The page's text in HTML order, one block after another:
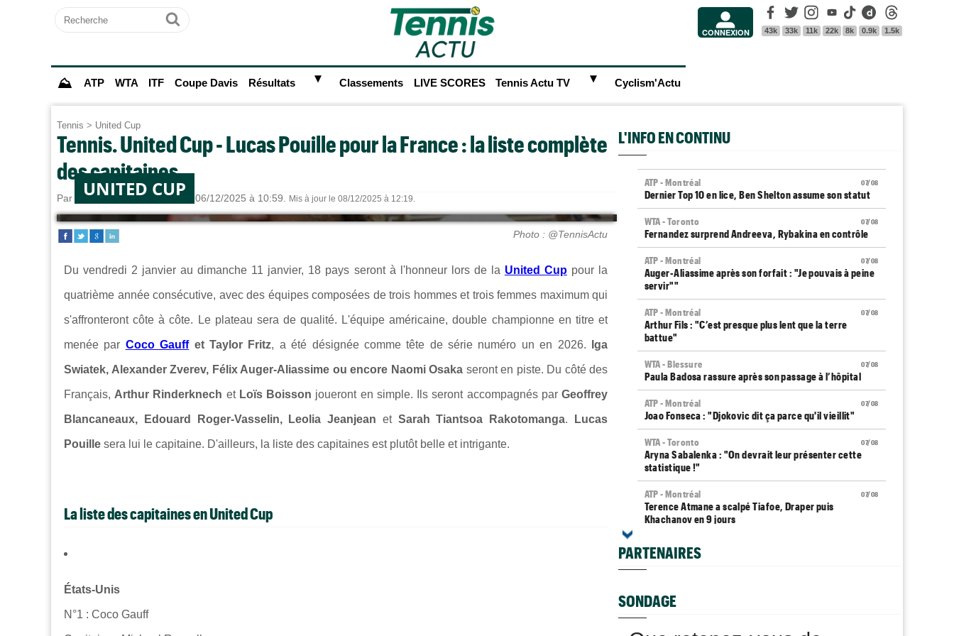
Recherche
Ok CONNEXION
Facebook
43k
Twitter
33k
Instagram
11k
Youtube
22k
Tik Tok
8k
Dailymotion
0.9k 1.5k
⛰ ATP WTA ITF Coupe Davis Résultats ► Classements LIVE SCORES Tennis Actu TV ► Cyclism'Actu
Tennis > United Cup
Tennis. United Cup - Lucas Pouille pour la France : la liste complète
des capitaines
Par Alexandre HERCHEUX le 06/12/2025 à 10:59. Mis à jour le 08/12/2025 à 12:19.
UNITED CUP
Photo : @TennisActu
Du vendredi 2 janvier au dimanche 11 janvier, 18 pays seront à l'honneur lors de la United Cuppour la
quatrième année consécutive, avec des équipes composées de trois hommes et trois femmes maximum qui
s'affronteront côte à côte. Le plateau sera de qualité. L'équipe américaine, double championne en titre et
menée par Coco Gauffet Taylor Fritz, a été désignée comme tête de série numéro un en 2026. Iga
Swiatek, Alexander Zverev, Félix Auger-Aliassime ou encore Naomi Osaka seront en piste. Du côté des
Français, Arthur Rinderknech et Loïs Boisson joueront en simple. Ils seront accompagnés parGeoffrey
Blancaneaux, Edouard Roger-Vasselin, Leolia Jeanjean et Sarah Tiantsoa Rakotomanga. Lucas
Pouille sera lui le capitaine. D'ailleurs, la liste des capitaines est plutôt belle et intrigante.
La liste des capitaines en United Cup
États-Unis
N°1 : Coco Gauff
L'INFO EN CONTINU
07/08
ATP - Montréal
Dernier Top 10 en lice, Ben Shelton assume son statut
07/08
WTA - Toronto
Fernandez surprend Andreeva, Rybakina en contrôle
07/08
ATP - Montréal
Auger-Aliassime après son forfait : "Je pouvais à peine
servir""
07/08
ATP - Montréal
Arthur Fils : "C’est presque plus lent que la terre
battue"
07/08
WTA - Blessure
Paula Badosa rassure après son passage à l’hôpital
07/08
ATP - Montréal
Joao Fonseca : "Djokovic dit ça parce qu'il vieillit"
07/08
WTA - Toronto
Aryna Sabalenka : "On devrait leur présenter cette
statistique !"
07/08
ATP - Montréal
Terence Atmane a scalpé Tiafoe, Draper puis
Khachanov en 9 jours
Plovdiv (CH)
Yannick Alexandrescou, 18 ans, privé d'une première
demie en Chal'
ATP / WTA
Tous les programmes et résultats du vendredi 7 août
2026
PARTENAIRES
SONDAGE